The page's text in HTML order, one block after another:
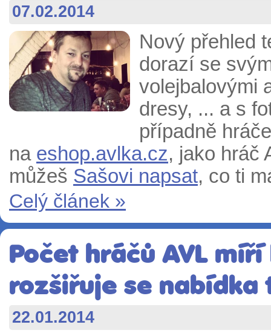
07.02.2014
Nový přehled
dorazí se
volejbalovými
dresy, ... a s
případně
na eshop.avlka.cz, jako hráč
můžeš Sašovi napsat, co ti
Celý článek »
Počet hráčů AVL
rozšiřuje se nabídka
22.01.2014